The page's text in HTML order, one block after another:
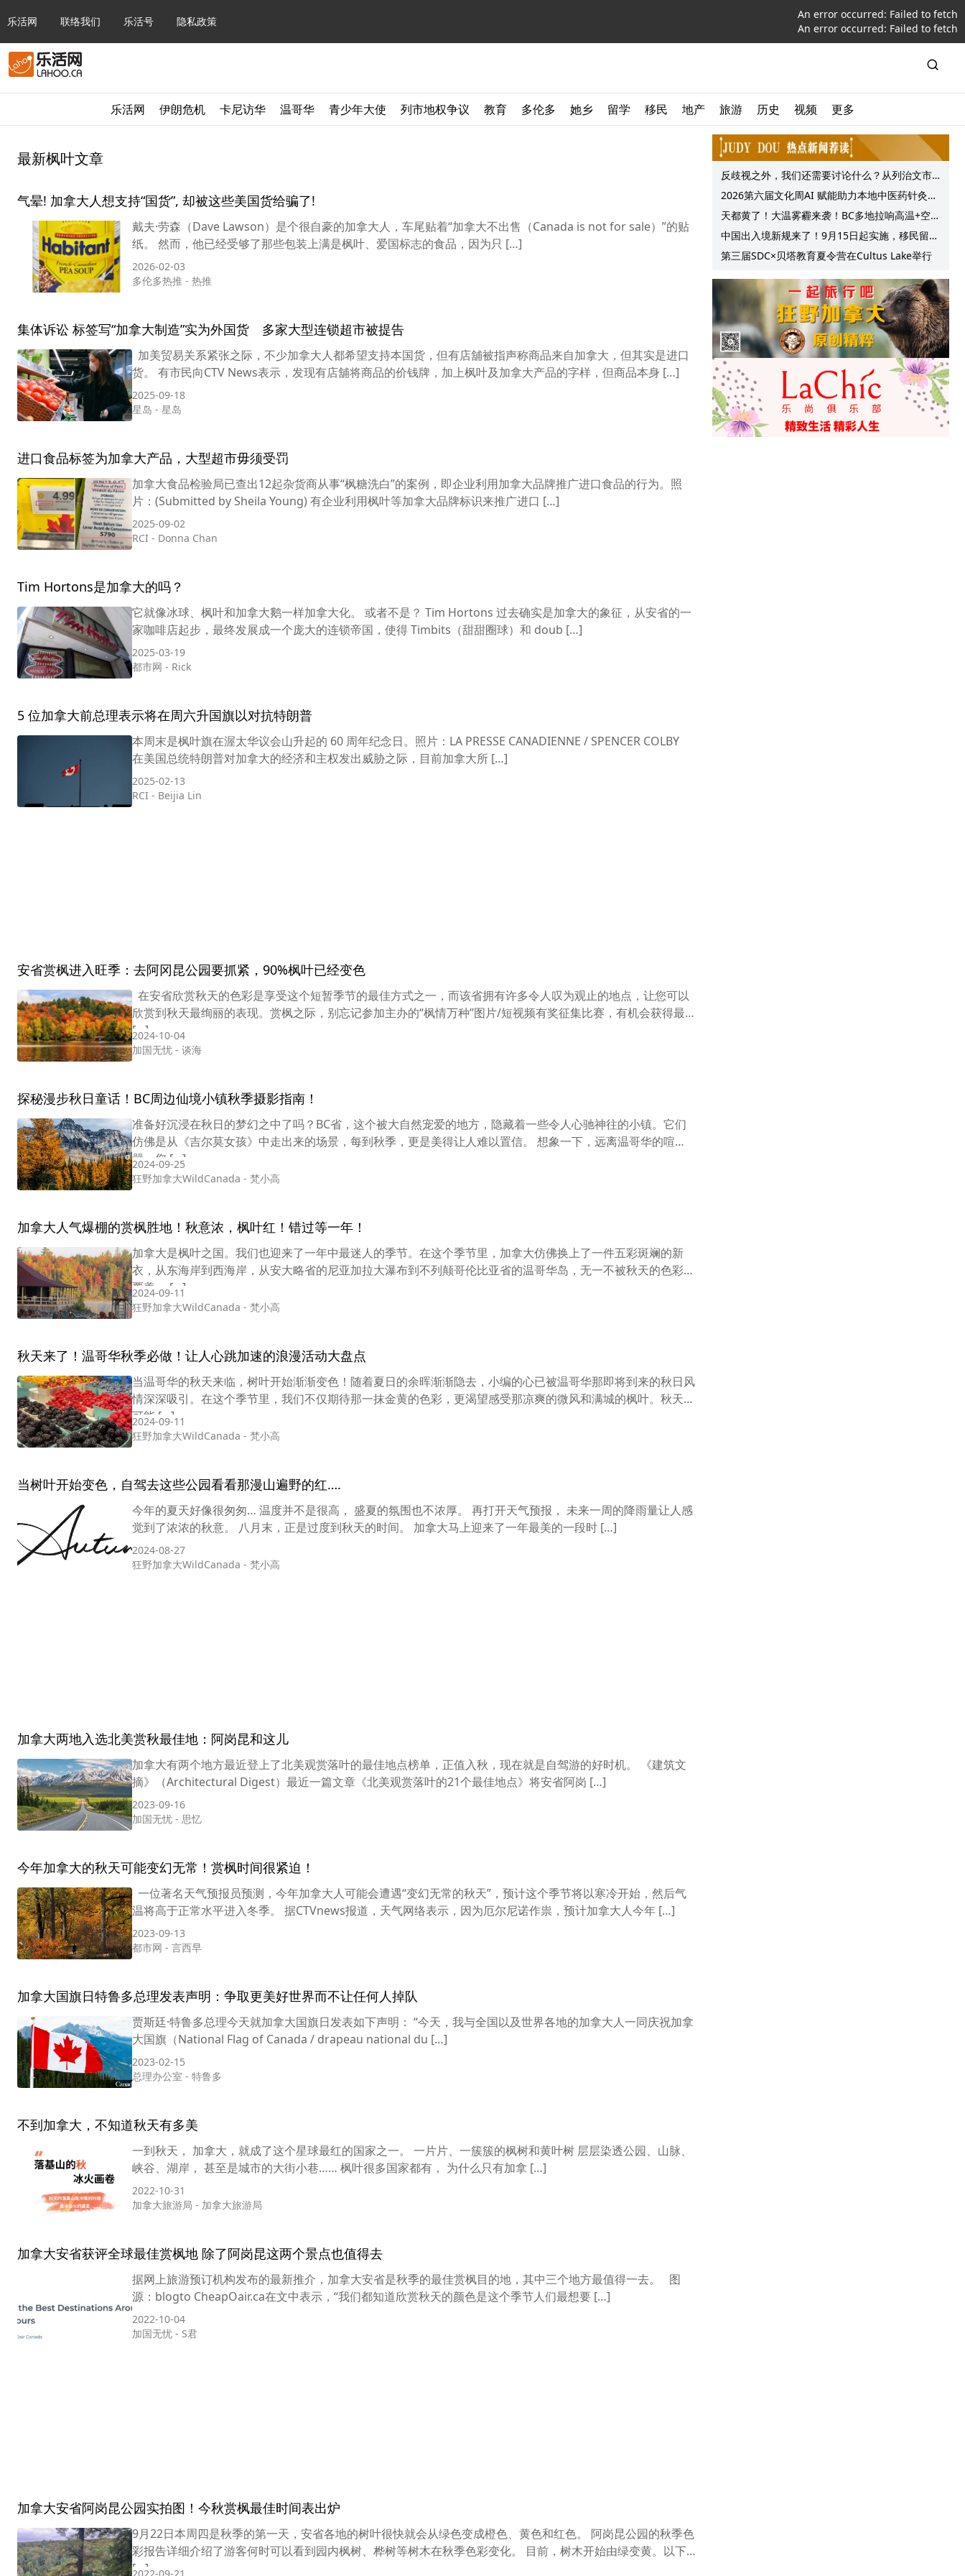
乐活网 联络我们 乐活号 隐私政策
An error occurred: Failed to fetch
An error occurred: Failed to fetch
乐活网 伊朗危机 卡尼访华 温哥华 青少年大使 列市地权争议 教育 多伦多 她乡 留学 移民 地产 旅游 历史 视频 更多
最新枫叶文章
气晕! 加拿大人想支持“国货”, 却被这些美国货给骗了!
戴夫·劳森（Dave Lawson）是个很自豪的加拿大人，车尾贴着“加拿大不出售（Canada is not for sale）”的贴
纸。 然而，他已经受够了那些包装上满是枫叶、爱国标志的食品，因为只 […]
2026-02-03
多伦多热推 - 热推
集体诉讼 标签写“加拿大制造”实为外国货 多家大型连锁超市被提告
加美贸易关系紧张之际，不少加拿大人都希望支持本国货，但有店舖被指声称商品来自加拿大，但其实是进口
货。 有市民向CTV News表示，发现有店舖将商品的价钱牌，加上枫叶及加拿大产品的字样，但商品本身 […]
2025-09-18
星岛 - 星岛
进口食品标签为加拿大产品，大型超市毋须受罚
加拿大食品检验局已查出12起杂货商从事“枫糖洗白”的案例，即企业利用加拿大品牌推广进口食品的行为。照
片：(Submitted by Sheila Young) 有企业利用枫叶等加拿大品牌标识来推广进口 […]
2025-09-02
RCI - Donna Chan
Tim Hortons是加拿大的吗？
它就像冰球、枫叶和加拿大鹅一样加拿大化。 或者不是？ Tim Hortons 过去确实是加拿大的象征，从安省的一
家咖啡店起步，最终发展成一个庞大的连锁帝国，使得 Timbits（甜甜圈球）和 doub […]
2025-03-19
都市网 - Rick
5 位加拿大前总理表示将在周六升国旗以对抗特朗普
本周末是枫叶旗在渥太华议会山升起的 60 周年纪念日。照片：LA PRESSE CANADIENNE / SPENCER COLBY
在美国总统特朗普对加拿大的经济和主权发出威胁之际，目前加拿大所 […]
2025-02-13
RCI - Beijia Lin
安省赏枫进入旺季：去阿冈昆公园要抓紧，90%枫叶已经变色
在安省欣赏秋天的色彩是享受这个短暂季节的最佳方式之一，而该省拥有许多令人叹为观止的地点，让您可以
欣赏到秋天最绚丽的表现。赏枫之际，别忘记参加主办的“枫情万种”图片/短视频有奖征集比赛，有机会获得最
[…]
2024-10-04
加国无忧 - 谈海
探秘漫步秋日童话！BC周边仙境小镇秋季摄影指南！
准备好沉浸在秋日的梦幻之中了吗？BC省，这个被大自然宠爱的地方，隐藏着一些令人心驰神往的小镇。它们
仿佛是从《吉尔莫女孩》中走出来的场景，每到秋季，更是美得让人难以置信。 想象一下，远离温哥华的喧
嚣，您 […]
2024-09-25
狂野加拿大WildCanada - 梵小高
加拿大人气爆棚的赏枫胜地！秋意浓，枫叶红！错过等一年！
加拿大是枫叶之国。我们也迎来了一年中最迷人的季节。在这个季节里，加拿大仿佛换上了一件五彩斑斓的新
衣，从东海岸到西海岸，从安大略省的尼亚加拉大瀑布到不列颠哥伦比亚省的温哥华岛，无一不被秋天的色彩所
覆盖。 […]
2024-09-11
狂野加拿大WildCanada - 梵小高
秋天来了！温哥华秋季必做！让人心跳加速的浪漫活动大盘点
当温哥华的秋天来临，树叶开始渐渐变色！随着夏日的余晖渐渐隐去，小编的心已被温哥华那即将到来的秋日风
情深深吸引。在这个季节里，我们不仅期待那一抹金黄的色彩，更渴望感受那凉爽的微风和满城的枫叶。秋天，
可能 […]
2024-09-11
狂野加拿大WildCanada - 梵小高
当树叶开始变色，自驾去这些公园看看那漫山遍野的红….
今年的夏天好像很匆匆… 温度并不是很高， 盛夏的氛围也不浓厚。 再打开天气预报， 未来一周的降雨量让人感
觉到了浓浓的秋意。 八月末，正是过度到秋天的时间。 加拿大马上迎来了一年最美的一段时 […]
2024-08-27
狂野加拿大WildCanada - 梵小高
加拿大两地入选北美赏秋最佳地：阿岗昆和这儿
加拿大有两个地方最近登上了北美观赏落叶的最佳地点榜单，正值入秋，现在就是自驾游的好时机。 《建筑文
摘》（Architectural Digest）最近一篇文章《北美观赏落叶的21个最佳地点》将安省阿岗 […]
2023-09-16
加国无忧 - 思忆
今年加拿大的秋天可能变幻无常！赏枫时间很紧迫！
一位著名天气预报员预测，今年加拿大人可能会遭遇“变幻无常的秋天”，预计这个季节将以寒冷开始，然后气
温将高于正常水平进入冬季。 据CTVnews报道，天气网络表示，因为厄尔尼诺作祟，预计加拿大人今年 […]
2023-09-13
都市网 - 言西早
加拿大国旗日特鲁多总理发表声明：争取更美好世界而不让任何人掉队
贾斯廷·特鲁多总理今天就加拿大国旗日发表如下声明： “今天，我与全国以及世界各地的加拿大人一同庆祝加拿
大国旗（National Flag of Canada / drapeau national du […]
2023-02-15
总理办公室 - 特鲁多
不到加拿大，不知道秋天有多美
一到秋天， 加拿大，就成了这个星球最红的国家之一。 一片片、一簇簇的枫树和黄叶树 层层染透公园、山脉、
峡谷、湖岸， 甚至是城市的大街小巷…… 枫叶很多国家都有， 为什么只有加拿 […]
2022-10-31
加拿大旅游局 - 加拿大旅游局
加拿大安省获评全球最佳赏枫地 除了阿岗昆这两个景点也值得去
据网上旅游预订机构发布的最新推介，加拿大安省是秋季的最佳赏枫目的地，其中三个地方最值得一去。 图
源：blogto CheapOair.ca在文中表示，“我们都知道欣赏秋天的颜色是这个季节人们最想要 […]
2022-10-04
加国无忧 - S君
加拿大安省阿岗昆公园实拍图！今秋赏枫最佳时间表出炉
9月22日本周四是秋季的第一天，安省各地的树叶很快就会从绿色变成橙色、黄色和红色。 阿岗昆公园的秋季色
彩报告详细介绍了游客何时可以看到园内枫树、桦树等树木在秋季色彩变化。 目前，树木开始由绿变黄。以下
[…]
反歧视之外，我们还需要讨论什么？从列治文市
议会一项动议谈起
2026第六届文化周AI 赋能助力本地中医药针灸服
务提质升级
天都黄了！大温雾霾来袭！BC多地拉响高温+空气
质量预警 最高可达35°C！
中国出入境新规来了！9月15日起实施，移民留学
中介迎来最强监管！
第三届SDC×贝塔教育夏令营在Cultus Lake举行